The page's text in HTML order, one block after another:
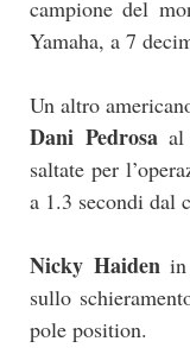
campione del
Yamaha, a 7
Un altro
Dani Pedrosaal
saltate per
a 1.3 secondi dal
Nicky Haiden
sullo
pole position.